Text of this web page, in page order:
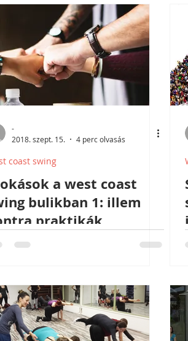
-
2018. szept. 15.
4 perc olvasás
coast swing
a west coast
bulikban 1: illem
praktikák